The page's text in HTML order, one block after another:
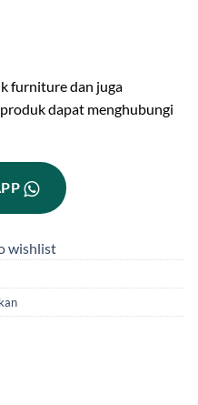
furniture dan juga
dapat menghubungi
wishlist